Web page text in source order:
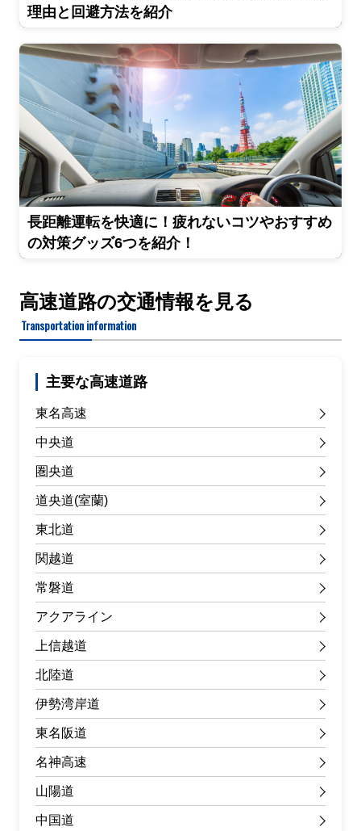
理由と回避方法を紹介
長距離運転を快適に！疲れないコツやおすすめ
の対策グッズ6つを紹介！
高速道路の交通情報を見る
Transportation information
主要な高速道路
東名高速
中央道
圏央道
道央道(室蘭)
東北道
関越道
常磐道
アクアライン
上信越道
北陸道
伊勢湾岸道
東名阪道
名神高速
山陽道
中国道